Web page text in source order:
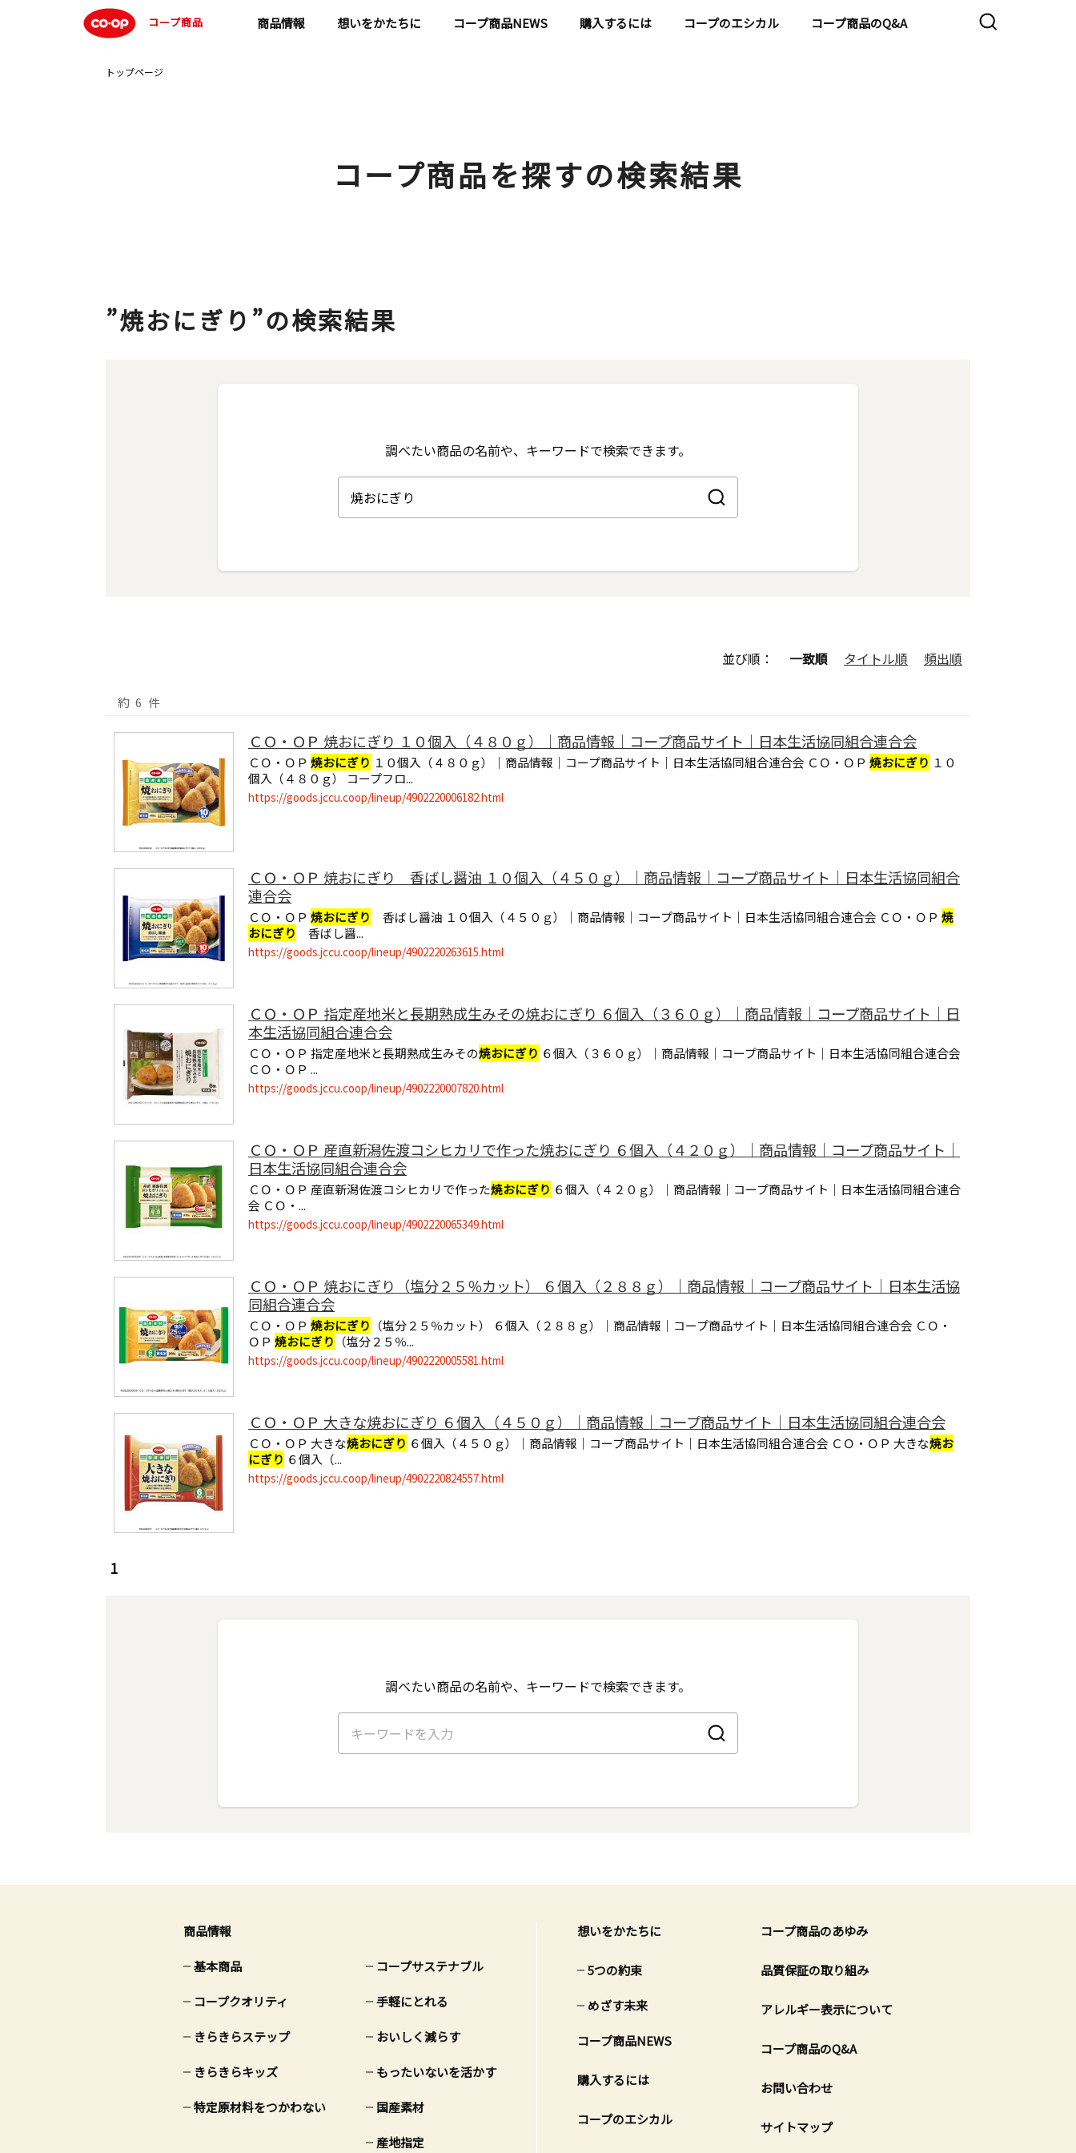
コープ商品 商品情報 想いをかたちに コープ商品NEWS 購入するには コープのエシカル コープ商品のQ&A
トップページ
コープ商品を探すの検索結果
”焼おにぎり ”の検索結果
調べたい商品の名前や、 キーワードで検索できます。
並び順： 一致順 タイトル順 頻出順
約 6 件
ＣＯ・ＯＰ 焼おにぎり １０個入（４８０ｇ）｜商品情報｜コープ商品サイト｜日本生活協同組合連合会
ＣＯ・ＯＰ 焼おにぎり １０個入（４８０ｇ）｜商品情報｜コープ商品サイト｜日本生活協同組合連合会 ＣＯ・ＯＰ 焼おにぎり １０
個入（４８０ｇ） コープフロ...
https://goods.jccu.coop/lineup/4902220006182.html
ＣＯ・ＯＰ 焼おにぎり 香ばし醤油 １０個入（４５０ｇ）｜商品情報｜コープ商品サイト｜日本生活協同組合
連合会
ＣＯ・ＯＰ 焼おにぎり 香ばし醤油 １０個入（４５０ｇ）｜商品情報｜コープ商品サイト｜日本生活協同組合連合会 ＣＯ・ＯＰ 焼
おにぎり 香ばし醤...
https://goods.jccu.coop/lineup/4902220263615.html
ＣＯ・ＯＰ 指定産地米と長期熟成生みその焼おにぎり ６個入（３６０ｇ）｜商品情報｜コープ商品サイト｜日
本生活協同組合連合会
ＣＯ・ＯＰ 指定産地米と長期熟成生みその焼おにぎり ６個入（３６０ｇ）｜商品情報｜コープ商品サイト｜日本生活協同組合連合会
ＣＯ・ＯＰ ...
https://goods.jccu.coop/lineup/4902220007820.html
ＣＯ・ＯＰ 産直新潟佐渡コシヒカリで作った焼おにぎり ６個入（４２０ｇ）｜商品情報｜コープ商品サイト｜
日本生活協同組合連合会
ＣＯ・ＯＰ 産直新潟佐渡コシヒカリで作った焼おにぎり ６個入（４２０ｇ）｜商品情報｜コープ商品サイト｜日本生活協同組合連合
会 ＣＯ・...
https://goods.jccu.coop/lineup/4902220065349.html
ＣＯ・ＯＰ 焼おにぎり（塩分２５％カット） ６個入（２８８ｇ）｜商品情報｜コープ商品サイト｜日本生活協
同組合連合会
ＣＯ・ＯＰ 焼おにぎり （塩分２５％カット） ６個入（２８８ｇ）｜商品情報｜コープ商品サイト｜日本生活協同組合連合会 ＣＯ・
ＯＰ 焼おにぎり （塩分２５％...
https://goods.jccu.coop/lineup/4902220005581.html
ＣＯ・ＯＰ 大きな焼おにぎり ６個入（４５０ｇ）｜商品情報｜コープ商品サイト｜日本生活協同組合連合会
ＣＯ・ＯＰ 大きな焼おにぎり ６個入（４５０ｇ）｜商品情報｜コープ商品サイト｜日本生活協同組合連合会 ＣＯ・ＯＰ 大きな焼お
にぎり ６個入（...
https://goods.jccu.coop/lineup/4902220824557.html
1
調べたい商品の名前や、 キーワードで検索できます。
商品情報
基本商品
コープクオリティ
きらきらステップ
きらきらキッズ
特定原材料をつかわない
コープサステナブル
手軽にとれる
おいしく減らす
もったいないを活かす
国産素材
産地指定
想いをかたちに
5つの約束
めざす未来
コープ商品NEWS
購入するには
コープのエシカル
コープ商品のあゆみ
品質保証の取り組み
アレルギー表示について
コープ商品のQ&A
お問い合わせ
サイトマップ